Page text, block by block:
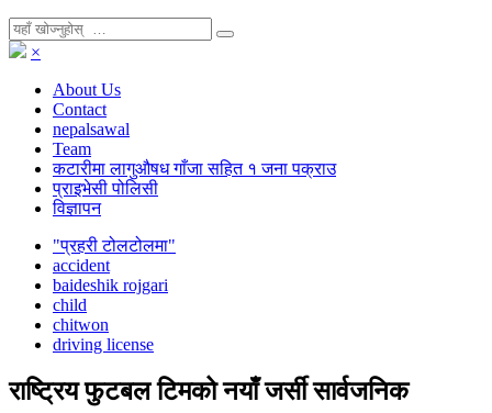
×
About Us
Contact
nepalsawal
Team
कटारीमा लागुऔषध गाँजा सहित १ जना पक्राउ
प्राइभेसी पोलिसी
विज्ञापन
"प्रहरी टोलटोलमा"
accident
baideshik rojgari
child
chitwon
driving license
राष्ट्रिय फुटबल टिमको नयाँ जर्सी सार्वजनिक